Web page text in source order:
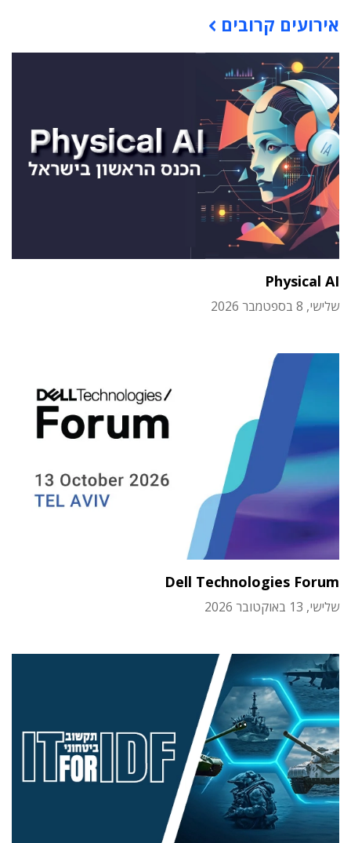
אירועים קרובים
Physical AI
שלישי, 8 בספטמבר 2026
Dell Technologies Forum
שלישי, 13 באוקטובר 2026